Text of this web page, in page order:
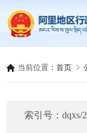
当前位置：首页
索引号：dqxs/